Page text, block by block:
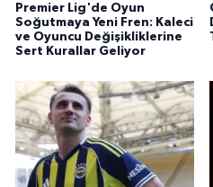
Premier Lig'de Oyun
Soğutmaya Yeni Fren: Kaleci
ve Oyuncu Değişikliklerine
Sert Kurallar Geliyor